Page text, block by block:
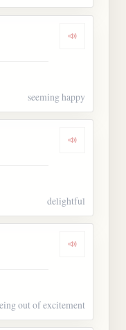
Dengarkan
seeming happy
Dengarkan
delightful
Dengarkan
out of excitement